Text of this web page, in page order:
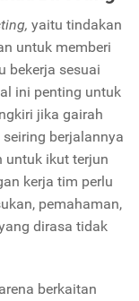
yaitu tindakan
untuk memberi
bekerja sesuai
ini penting untuk
jika gairah
berjalannya
untuk ikut terjun
kerja tim perlu
pemahaman,
dirasa tidak
berkaitan